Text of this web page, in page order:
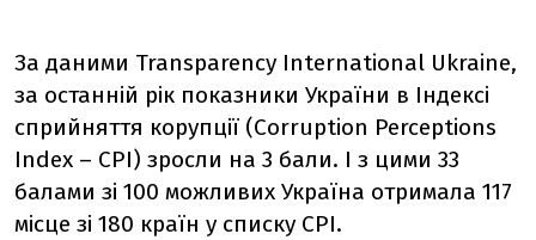
За даними Transparency International Ukraine,
за останній рік показники України в Індексі
сприйняття корупції (Corruption Perceptions
Index – CPI) зросли на 3 бали. І з цими 33
балами зі 100 можливих Україна отримала 117
місце зі 180 країн у списку СРІ.